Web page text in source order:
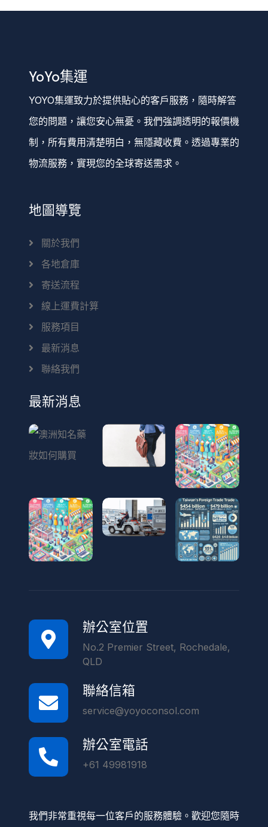
YoYo集運
YOYO集運致力於提供貼心的客戶服務，隨時解答
您的問題，讓您安心無憂。我們強調透明的報價機
制，所有費用清楚明白，無隱藏收費。透過專業的
物流服務，實現您的全球寄送需求。
地圖導覽
關於我們
各地倉庫
寄送流程
線上運費計算
服務項目
最新消息
聯絡我們
最新消息
辦公室位置
No.2 Premier Street, Rochedale,
QLD
聯絡信箱
service@yoyoconsol.com
辦公室電話
+61 49981918
我們非常重視每一位客戶的服務體驗。歡迎您隨時